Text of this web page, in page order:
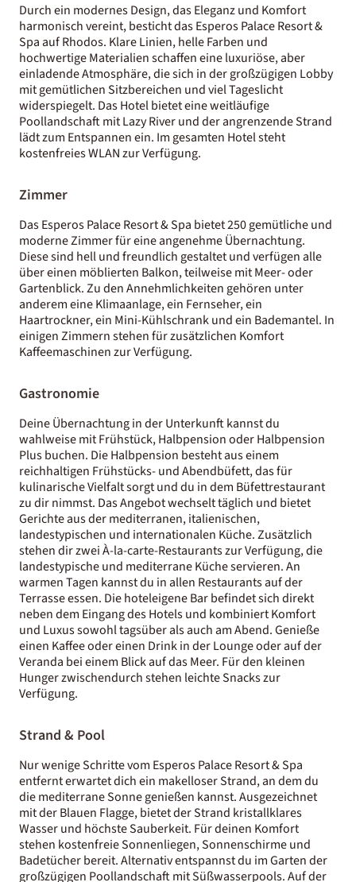
Durch ein modernes Design, das Eleganz und Komfort
harmonisch vereint, besticht das Esperos Palace Resort &
Spa auf Rhodos. Klare Linien, helle Farben und
hochwertige Materialien schaffen eine luxuriöse, aber
einladende Atmosphäre, die sich in der großzügigen Lobby
mit gemütlichen Sitzbereichen und viel Tageslicht
widerspiegelt. Das Hotel bietet eine weitläufige
Poollandschaft mit Lazy River und der angrenzende Strand
lädt zum Entspannen ein. Im gesamten Hotel steht
kostenfreies WLAN zur Verfügung.
Zimmer
Das Esperos Palace Resort & Spa bietet 250 gemütliche und
moderne Zimmer für eine angenehme Übernachtung.
Diese sind hell und freundlich gestaltet und verfügen alle
über einen möblierten Balkon, teilweise mit Meer- oder
Gartenblick. Zu den Annehmlichkeiten gehören unter
anderem eine Klimaanlage, ein Fernseher, ein
Haartrockner, ein Mini-Kühlschrank und ein Bademantel. In
einigen Zimmern stehen für zusätzlichen Komfort
Kaffeemaschinen zur Verfügung.
Gastronomie
Deine Übernachtung in der Unterkunft kannst du
wahlweise mit Frühstück, Halbpension oder Halbpension
Plus buchen. Die Halbpension besteht aus einem
reichhaltigen Frühstücks- und Abendbüfett, das für
kulinarische Vielfalt sorgt und du in dem Büfettrestaurant
zu dir nimmst. Das Angebot wechselt täglich und bietet
Gerichte aus der mediterranen, italienischen,
landestypischen und internationalen Küche. Zusätzlich
stehen dir zwei À-la-carte-Restaurants zur Verfügung, die
landestypische und mediterrane Küche servieren. An
warmen Tagen kannst du in allen Restaurants auf der
Terrasse essen. Die hoteleigene Bar befindet sich direkt
neben dem Eingang des Hotels und kombiniert Komfort
und Luxus sowohl tagsüber als auch am Abend. Genieße
einen Kaffee oder einen Drink in der Lounge oder auf der
Veranda bei einem Blick auf das Meer. Für den kleinen
Hunger zwischendurch stehen leichte Snacks zur
Verfügung.
Strand & Pool
Nur wenige Schritte vom Esperos Palace Resort & Spa
entfernt erwartet dich ein makelloser Strand, an dem du
die mediterrane Sonne genießen kannst. Ausgezeichnet
mit der Blauen Flagge, bietet der Strand kristallklares
Wasser und höchste Sauberkeit. Für deinen Komfort
stehen kostenfreie Sonnenliegen, Sonnenschirme und
Badetücher bereit. Alternativ entspannst du im Garten der
großzügigen Poollandschaft mit Süßwasserpools. Auf der